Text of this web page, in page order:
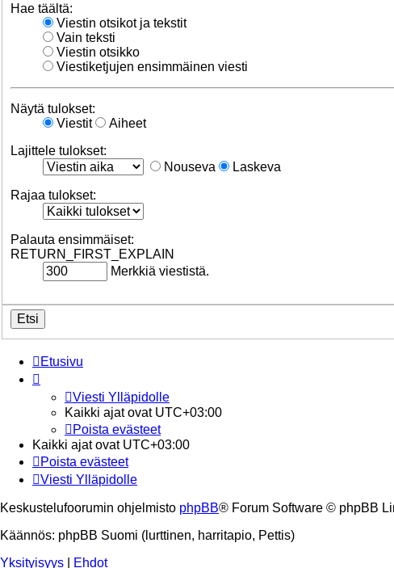
Hae täältä:
Viestin otsikot ja tekstit
Vain teksti
Viestin otsikko
Viestiketjujen ensimmäinen viesti
Näytä tulokset:
Viestit
Aiheet
Lajittele tulokset:
Nouseva
Laskeva
Rajaa tulokset:
Palauta ensimmäiset:
RETURN_FIRST_EXPLAIN
Merkkiä viestistä.
Etusivu
Viesti Ylläpidolle
Kaikki ajat ovat UTC+03:00
Poista evästeet
Kaikki ajat ovat UTC+03:00
Poista evästeet
Viesti Ylläpidolle
Keskustelufoorumin ohjelmisto phpBB® Forum Software © phpBB
Käännös: phpBB Suomi (lurttinen, harritapio, Pettis)
Yksityisyys
Ehdot